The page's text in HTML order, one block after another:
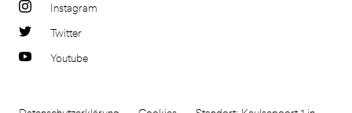
Instagram
Twitter
Youtube